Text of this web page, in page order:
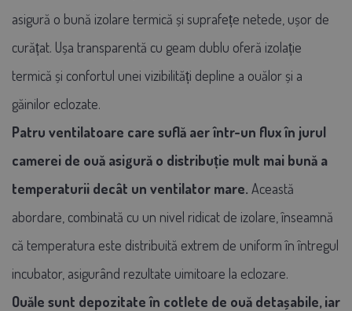
asigură o bună izolare termică și suprafețe netede, ușor de
curățat. Ușa transparentă cu geam dublu oferă izolație
termică și confortul unei vizibilități depline a ouălor și a
găinilor eclozate.
Patru ventilatoare care suflă aer într-un flux în jurul
camerei de ouă asigură o distribuție mult mai bună a
temperaturii decât un ventilator mare. Această
abordare, combinată cu un nivel ridicat de izolare, înseamnă
că temperatura este distribuită extrem de uniform în întregul
incubator, asigurând rezultate uimitoare la eclozare.
Ouăle sunt depozitate în cotlete de ouă detașabile, iar